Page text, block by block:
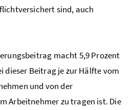
sind, auch
macht 5,9 Prozent
dieser Beitrag je zur Hälfte vom
und von der
Arbeitnehmer zu tragen ist. Die